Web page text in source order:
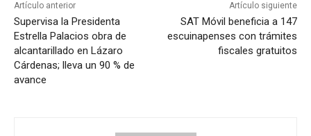
Artículo anterior
Supervisa la Presidenta
Estrella Palacios obra de
alcantarillado en Lázaro
Cárdenas; lleva un 90 % de
avance
Artículo siguiente
SAT Móvil beneficia a 147
escuinapenses con trámites
fiscales gratuitos